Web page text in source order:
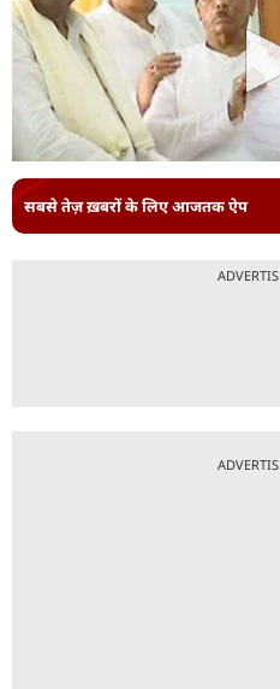
सबसे तेज़ ख़बरों के लिए आजतक ऐप